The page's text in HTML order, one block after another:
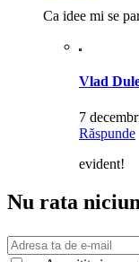
Ca idee mi se
Vlad
7
Răspunde
evident!
Nu rata